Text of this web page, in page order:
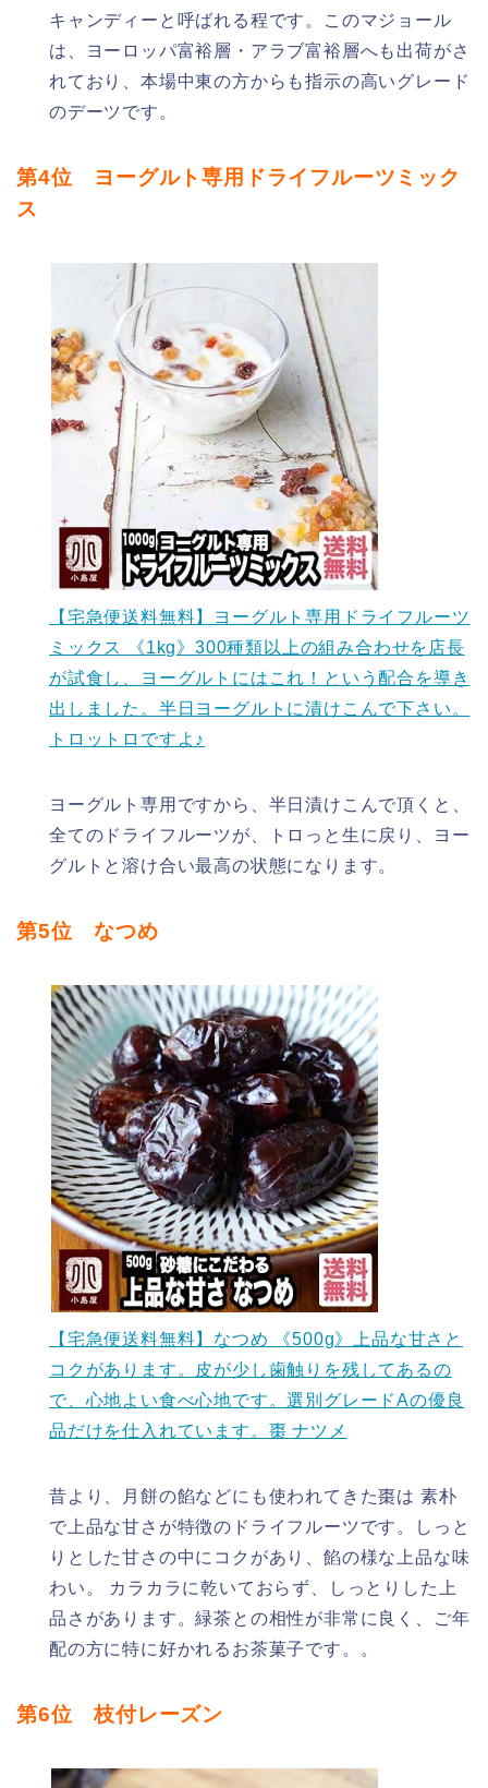
キャンディーと呼ばれる程です。このマジョール
は、ヨーロッパ富裕層・アラブ富裕層へも出荷がさ
れており、本場中東の方からも指示の高いグレード
のデーツです。
第4位 ヨーグルト専用ドライフルーツミック
ス
【宅急便送料無料】ヨーグルト専用ドライフルーツ
ミックス 《1kg》300種類以上の組み合わせを店長
が試食し、ヨーグルトにはこれ！という配合を導き
出しました。半日ヨーグルトに漬けこんで下さい。
トロットロですよ♪
ヨーグルト専用ですから、半日漬けこんで頂くと、
全てのドライフルーツが、トロっと生に戻り、ヨー
グルトと溶け合い最高の状態になります。
第5位 なつめ
【宅急便送料無料】なつめ 《500g》上品な甘さと
コクがあります。皮が少し歯触りを残してあるの
で、心地よい食べ心地です。選別グレードAの優良
品だけを仕入れています。棗 ナツメ
昔より、月餅の餡などにも使われてきた棗は 素朴
で上品な甘さが特徴のドライフルーツです。しっと
りとした甘さの中にコクがあり、餡の様な上品な味
わい。 カラカラに乾いておらず、しっとりした上
品さがあります。緑茶との相性が非常に良く、ご年
配の方に特に好かれるお茶菓子です。。
第6位 枝付レーズン